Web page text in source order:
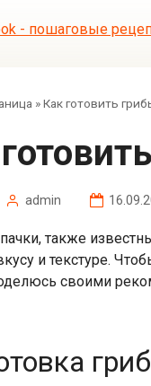
»Как готовить
admin
также
и текстуре.
своими